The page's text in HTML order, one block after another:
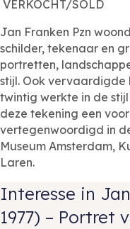
VERKOCHT/SOLD
Jan Franken Pzn
schilder, tekenaar en
portretten,
stijl. Ook vervaardigde
twintig werkte in de
deze tekening een
vertegenwoordigd in
Museum Amsterdam,
Laren.
Interesse in
1977) – Portret